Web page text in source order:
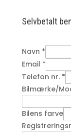
Selvbetalt
Navn *
Email *
Telefon nr. *
Bilmærke/
Bilens farve